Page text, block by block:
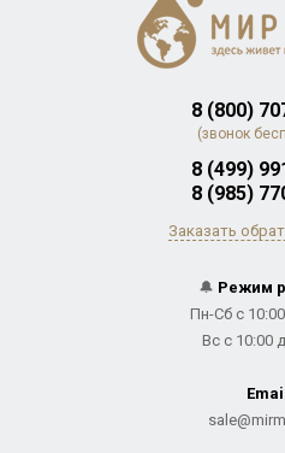
8 (800)
(звонок
8 (499)
8 (985)
Заказать
🔔 Режим
Пн-Сб с
Вс с 10:00